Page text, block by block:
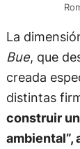
La
Bue, que
creada
distintas
construir
ambiental”,